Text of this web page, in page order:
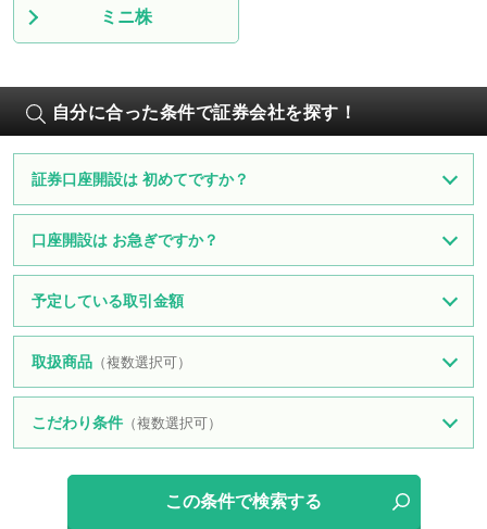
ミニ株
自分に合った条件で証券会社を探す！
証券口座開設は 初めてですか？
口座開設は お急ぎですか？
予定している取引金額
取扱商品（複数選択可）
こだわり条件（複数選択可）